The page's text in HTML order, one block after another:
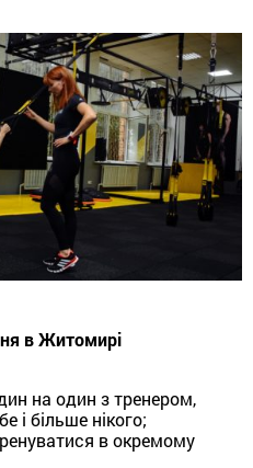
в Житомирі
на один з тренером,
і більше нікого;
в окремому